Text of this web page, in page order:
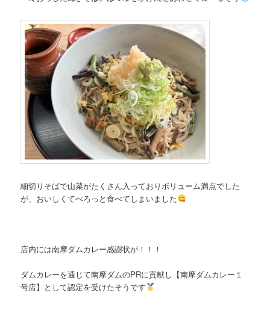
細切りそばで山菜がたくさん入っておりボリューム満点でした
が、おいしくてぺろっと食べてしまいました
店内には南摩ダムカレー感謝状が！！！
ダムカレーを通じて南摩ダムのPRに貢献し【南摩ダムカレー１
号店】として認定を受けたそうです